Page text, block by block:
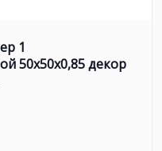
1
50x50x0,85 декор